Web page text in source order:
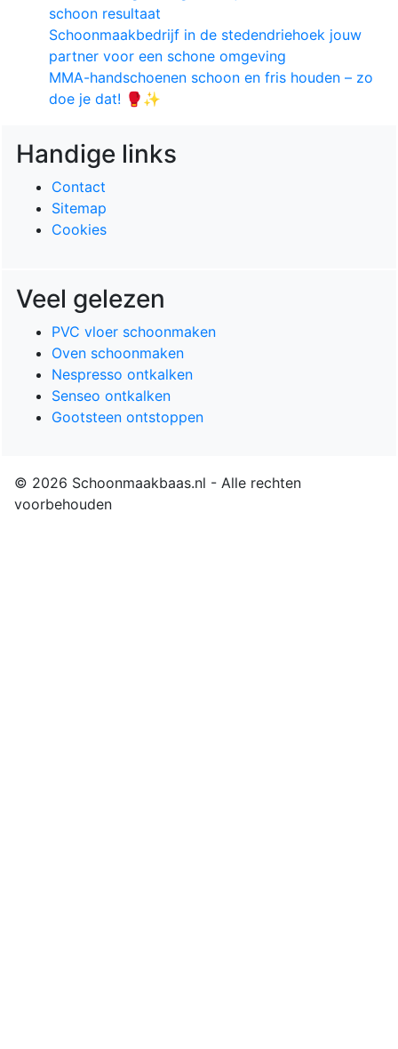
schoon resultaat
Schoonmaakbedrijf in de stedendriehoek jouw
partner voor een schone omgeving
MMA-handschoenen schoon en fris houden – zo
doe je dat! 🥊✨
Handige links
Contact
Sitemap
Cookies
Veel gelezen
PVC vloer schoonmaken
Oven schoonmaken
Nespresso ontkalken
Senseo ontkalken
Gootsteen ontstoppen
© 2026 Schoonmaakbaas.nl - Alle rechten
voorbehouden